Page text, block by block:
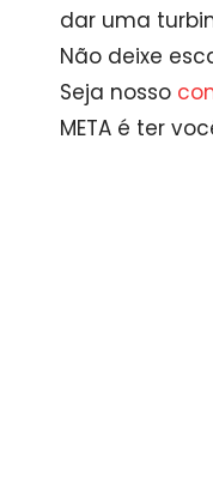
dar uma
Não deixe
Seja nosso
META é ter